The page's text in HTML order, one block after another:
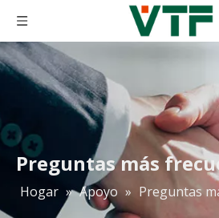
Preguntas más
Hogar » Apoyo » Preguntas